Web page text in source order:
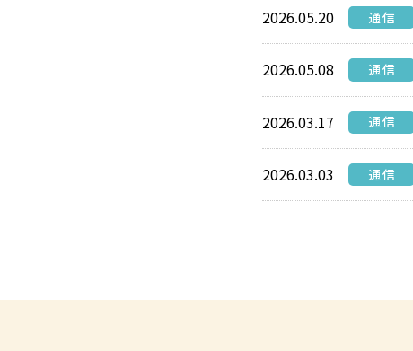
2026.05.20 通信
2026.05.08 通信
2026.03.17 通信
2026.03.03 通信